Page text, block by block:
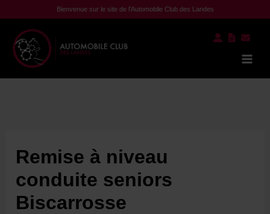
au
contenu
Bienvenue sur le site de l'Automobile Club des Landes
Remise à niveau
conduite seniors
Biscarrosse